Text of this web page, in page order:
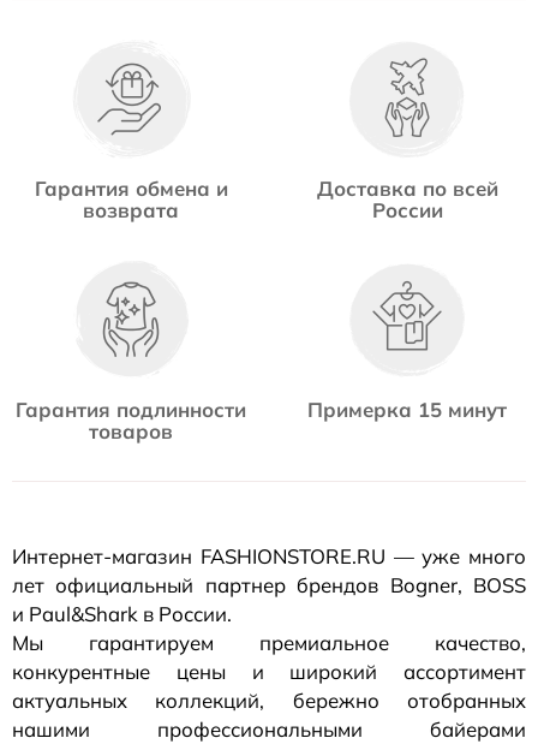
Гарантия обмена и
возврата
Доставка по всей
России
Гарантия подлинности
товаров
Примерка 15 минут
Интернет-магазин FASHIONSTORE.RU — уже много
лет официальный партнер брендов Bogner, BOSS
и Paul&Shark в России.
Мы гарантируем премиальное качество,
конкурентные цены и широкий ассортимент
актуальных коллекций, бережно отобранных
нашими профессиональными байерами